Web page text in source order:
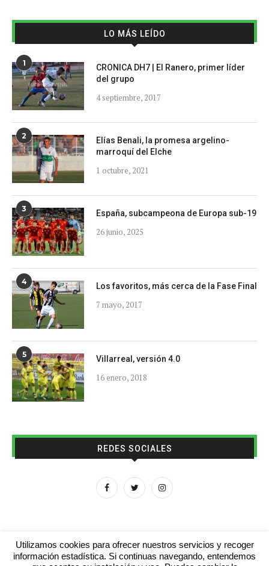
LO MÁS LEÍDO
1
CRONICA DH7 | El Ranero, primer líder
del grupo
4 septiembre, 2017
2
Elías Benali, la promesa argelino-
marroquí del Elche
1 octubre, 2021
3 España, subcampeona de Europa sub-19
26 junio, 2025
4 Los favoritos, más cerca de la Fase Final
7 mayo, 2017
5 Villarreal, versión 4.0
16 enero, 2018
REDES SOCIALES
Utilizamos cookies para ofrecer nuestros servicios y recoger
información estadística. Si continuas navegando, entendemos